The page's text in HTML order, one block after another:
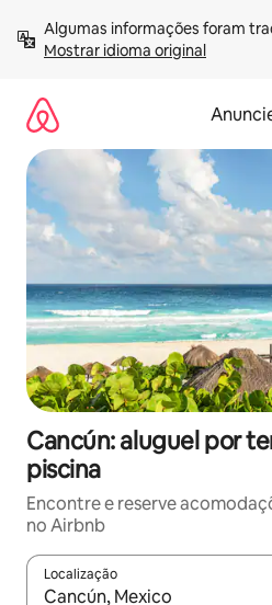
para
Mostrar idioma original
Cancún: aluguel por
piscina
Encontre e reserve
no Airbnb
Localização
Quando os resultados